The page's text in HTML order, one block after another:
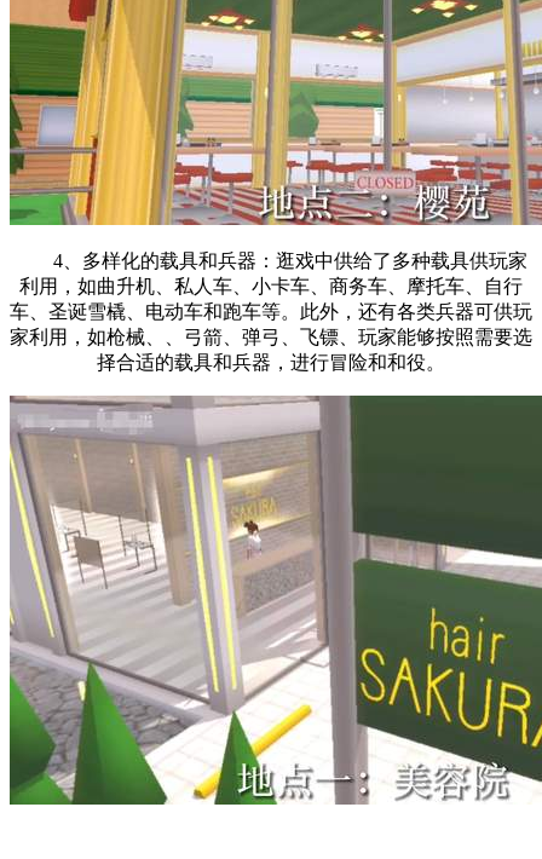
4、多样化的载具和兵器：逛戏中供给了多种载具供玩家
利用，如曲升机、私人车、小卡车、商务车、摩托车、自行
车、圣诞雪橇、电动车和跑车等。此外，还有各类兵器可供玩
家利用，如枪械、、弓箭、弹弓、飞镖、玩家能够按照需要选
择合适的载具和兵器，进行冒险和和役。